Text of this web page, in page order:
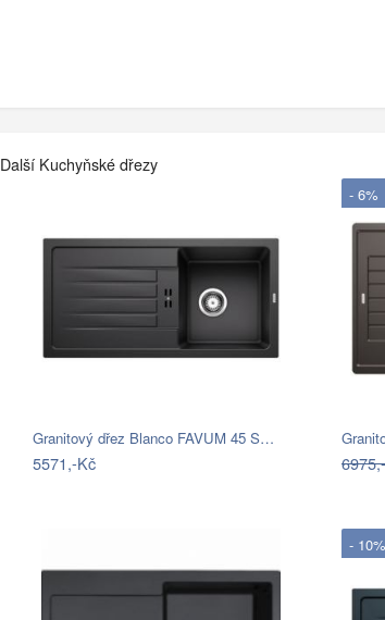
Další Kuchyňské dřezy
Granitový dřez Blanco FAVUM 45 S…
5571,-Kč
- 6%
6975,-
- 10%